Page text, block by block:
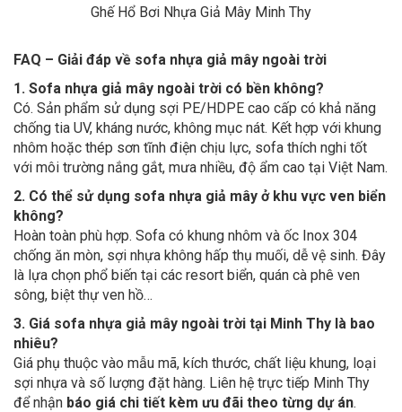
Ghế Hổ Bơi Nhựa Giả Mây Minh Thy
FAQ – Giải đáp về sofa nhựa giả mây ngoài trời
1. Sofa nhựa giả mây ngoài trời có bền không?
Có. Sản phẩm sử dụng sợi PE/HDPE cao cấp có khả năng
chống tia UV, kháng nước, không mục nát. Kết hợp với khung
nhôm hoặc thép sơn tĩnh điện chịu lực, sofa thích nghi tốt
với môi trường nắng gắt, mưa nhiều, độ ẩm cao tại Việt Nam.
2. Có thể sử dụng sofa nhựa giả mây ở khu vực ven biển
không?
Hoàn toàn phù hợp. Sofa có khung nhôm và ốc Inox 304
chống ăn mòn, sợi nhựa không hấp thụ muối, dễ vệ sinh. Đây
là lựa chọn phổ biến tại các resort biển, quán cà phê ven
sông, biệt thự ven hồ…
3. Giá sofa nhựa giả mây ngoài trời tại Minh Thy là bao
nhiêu?
Giá phụ thuộc vào mẫu mã, kích thước, chất liệu khung, loại
sợi nhựa và số lượng đặt hàng. Liên hệ trực tiếp Minh Thy
để nhận báo giá chi tiết kèm ưu đãi theo từng dự án.